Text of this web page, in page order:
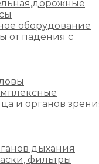
оборудование
от падения с
и органов
дыхания
фильтры